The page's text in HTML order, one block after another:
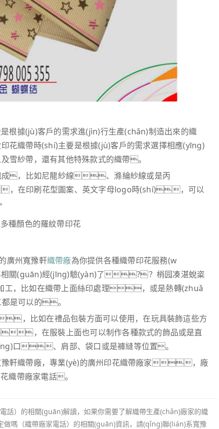
根據(jù)客戶的需求進(jìn)行生產(chǎn)制造出來的織
織帶時(shí)主要是根據(jù)客戶的需求選擇相應(yīng)
雪紗帶，還有其他特殊款式的織帶。
成，比如尼龍紗線、滌綸紗線或是丙
在印刷花型圖案、英文字母logo時(shí)，可以
廣州寬豫軒織帶廠為你提供各種織帶印花服務(w
關(guān)經(jīng)驗(yàn)了?？梢园凑湛蛻粢
工，比如在織帶上面絲印處理，或是熱轉(zhuǎ
是可以的。
，比如在禮品包裝方面可以使用，在玩具裝飾這些方
，在服裝上面也可以制作各種款式的飾品或是直
口、肩部、袋口或是褲縫等位置。
豫軒織帶廠，專業(yè)的廣州印花織帶廠家，廠
織帶廠家電話。
話）的相關(guān)解讀，如果你需要了解織帶生產(chǎn)廠家的織
嗎（織帶廠家電話）的相關(guān)資訊，請(qǐng)聯(lián)系寬豫